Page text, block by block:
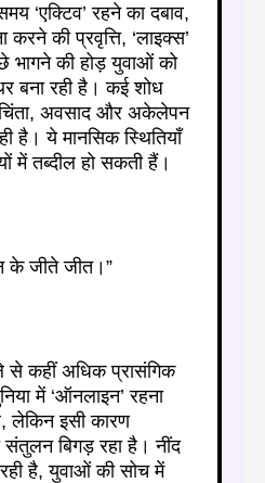
‘एक्टिव’ रहने का दबाव,
की प्रवृत्ति, ‘लाइक्स’
भागने की होड़ युवाओं को
बना रही है। कई शोध
अवसाद और अकेलेपन
है। ये मानसिक स्थितियाँ
में तब्दील हो सकती हैं।
के जीते जीत।”
कहीं अधिक प्रासंगिक
में ‘ऑनलाइन’ रहना
लेकिन इसी कारण
बिगड़ रहा है। नींद
रही है, युवाओं की सोच में